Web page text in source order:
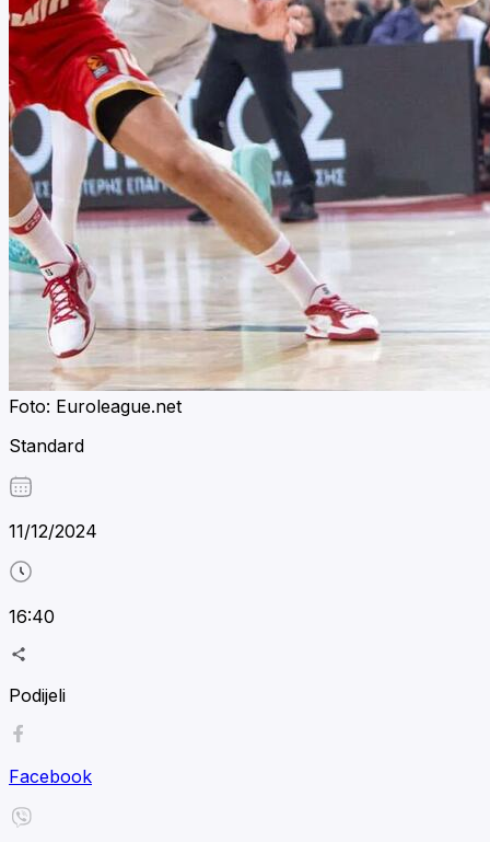
Foto: Euroleague.net
Standard
11/12/2024
16:40
Podijeli
Facebook